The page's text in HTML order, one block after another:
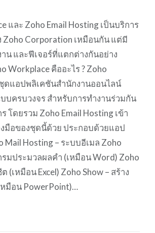
และ Zoho Email Hosting เป็นบริการ
Zoho Corporation เหมือนกัน แต่มี
น และฟีเจอร์ที่แตกต่างกันอย่าง
Workplace คืออะไร ? Zoho
ดแอปพลิเคชันสำนักงานออนไลน์
บครบวงจร สำหรับการทำงานร่วมกัน
โดยรวม Zoho Email Hosting เข้า
งมือของชุดนี้ด้วย ประกอบด้วยแอป
Mail Hosting – ระบบอีเมล Zoho
มประมวลผลคำ (เหมือน Word) Zoho
(เหมือน Excel) Zoho Show – สร้าง
มือน PowerPoint)…